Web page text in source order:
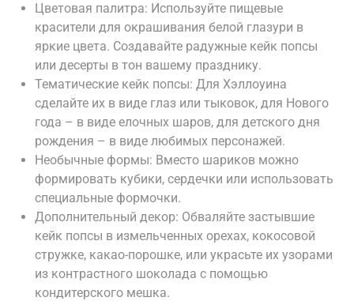
Цветовая палитра: Используйте пищевые
красители для окрашивания белой глазури в
яркие цвета. Создавайте радужные кейк попсы
или десерты в тон вашему празднику.
Тематические кейк попсы: Для Хэллоуина
сделайте их в виде глаз или тыковок, для Нового
года – в виде елочных шаров, для детского дня
рождения – в виде любимых персонажей.
Необычные формы: Вместо шариков можно
формировать кубики, сердечки или использовать
специальные формочки.
Дополнительный декор: Обваляйте застывшие
кейк попсы в измельченных орехах, кокосовой
стружке, какао-порошке, или украсьте их узорами
из контрастного шоколада с помощью
кондитерского мешка.